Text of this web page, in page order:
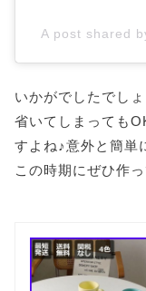
A post shared
いかがでしたでし
省いてしまっても
すよね♪意外と簡単
この時期にぜひ作